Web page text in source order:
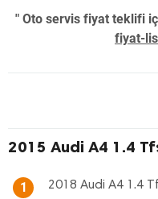
" Oto servis fiyat teklifi
fiyat-
2015 Audi A4 1.4
1 2018 Audi A4 1.4